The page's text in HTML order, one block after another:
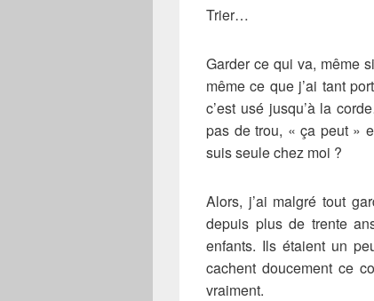
Trier…
Garder ce qui va, même
même ce que j’ai tant
c’est usé jusqu’à la
pas de trou, « ça peut »
suis seule chez moi ?
Alors, j’ai malgré tout
depuis plus de trente
enfants. Ils étaient un
cachent doucement ce
vraiment.